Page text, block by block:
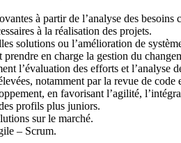
à partir de l’analyse des besoins
à la réalisation des projets.
solutions ou l’amélioration de
en charge la gestion du
l’évaluation des efforts et l’analyse
notamment par la revue de code
en favorisant l’agilité,
profils plus juniors.
sur le marché.
– Scrum.